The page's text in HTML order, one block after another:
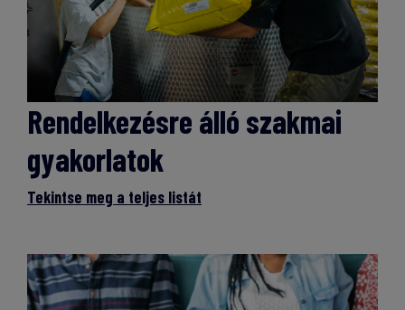
Rendelkezésre álló szakmai
gyakorlatok
Tekintse meg a teljes listát